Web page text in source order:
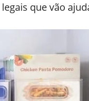
que vão